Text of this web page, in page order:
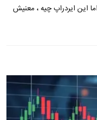
اما این ایردراپ چیه ، معنیش